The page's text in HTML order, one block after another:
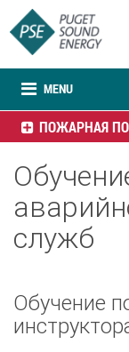
MENU
ПОЖАРНАЯ
служб
Обучение